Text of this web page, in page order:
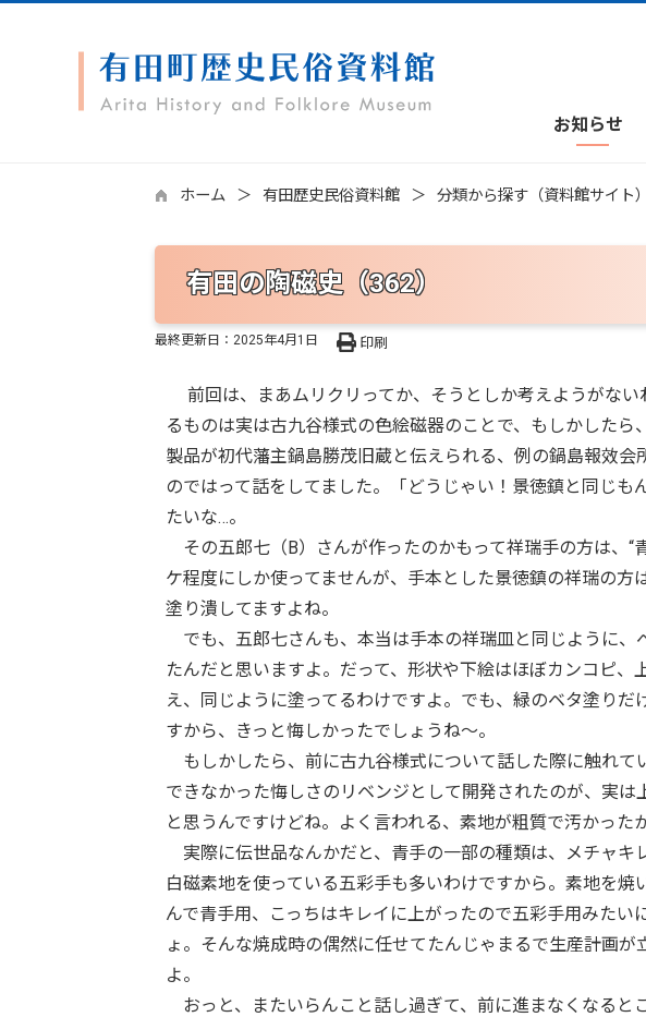
お知らせ
ホーム 有田歴史民俗資料館 分類から探す（資料館サイト）
有田の陶磁史（362）
最終更新日： 2025年4月1日 印刷
前回は、まあムリクリってか、そうとしか考えようがない
るものは実は古九谷様式の色絵磁器のことで、もしかした
製品が初代藩主鍋島勝茂旧蔵と伝えられる、例の鍋島報效
のではって話をしてました。「どうじゃい！景徳鎮と同じも
たいな…。
その五郎七（B）さんが作ったのかもって祥瑞手の方は、“
ケ程度にしか使ってませんが、手本とした景徳鎮の祥瑞の方
塗り潰してますよね。
でも、五郎七さんも、本当は手本の祥瑞皿と同じように、
たんだと思いますよ。だって、形状や下絵はほぼカンコピ
え、同じように塗ってるわけですよ。でも、緑のベタ塗り
すから、きっと悔しかったでしょうね～。
もしかしたら、前に古九谷様式について話した際に触れて
できなかった悔しさのリベンジとして開発されたのが、実は
と思うんですけどね。よく言われる、素地が粗質で汚かった
実際に伝世品なんかだと、青手の一部の種類は、メチャキ
白磁素地を使っている五彩手も多いわけですから。素地を
んで青手用、こっちはキレイに上がったので五彩手用みた
ょ。そんな焼成時の偶然に任せてたんじゃまるで生産計画
よ。
おっと、またいらんこと話し過ぎて、前に進まなくなると